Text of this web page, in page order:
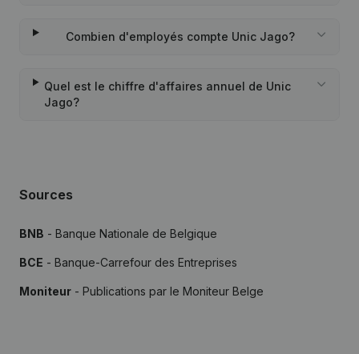
Combien d'employés compte Unic Jago?
Quel est le chiffre d'affaires annuel de Unic
Jago?
Sources
BNB - Banque Nationale de Belgique
BCE - Banque-Carrefour des Entreprises
Moniteur - Publications par le Moniteur Belge